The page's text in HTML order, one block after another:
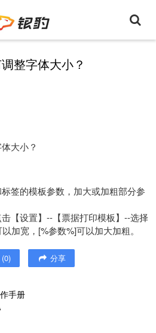
整字体大小？
大小？
签的模板参数，加大或加粗部分参
【设置】--【票据打印模板】--选择
加宽，[%参数%]可以加大加粗。
(0) 分享
手册